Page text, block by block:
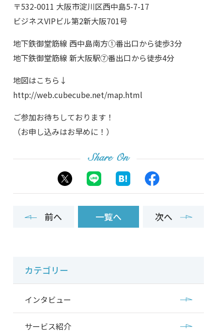
〒532-0011 大阪市淀川区西中島5-7-17
ビジネスVIPビル第2新大阪701号
地下鉄御堂筋線 西中島南方①番出口から徒歩3分
地下鉄御堂筋線 新大阪駅⑦番出口から徒歩4分
地図はこちら↓
http://web.cubecube.net/map.html
ご参加お待ちしております！
（お申し込みはお早めに！）
Share On
前へ 一覧へ 次へ
カテゴリー
インタビュー
サービス紹介